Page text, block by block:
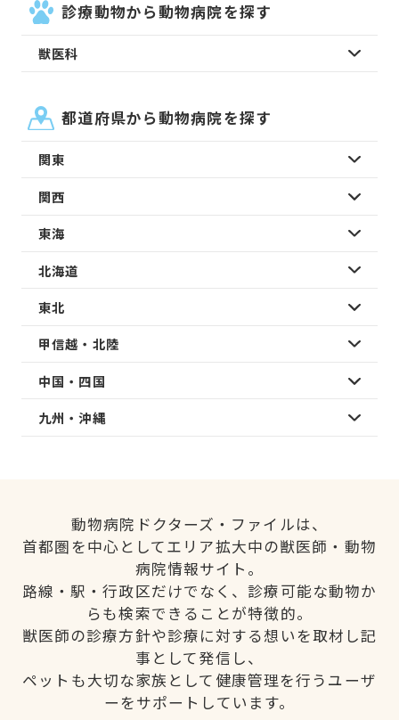
診療動物から動物病院を探す
獣医科
都道府県から動物病院を探す
関東
関西
東海
北海道
東北
甲信越・北陸
中国・四国
九州・沖縄
動物病院ドクターズ・ファイルは、
首都圏を中心としてエリア拡大中の獣医師・動物
病院情報サイト。
路線・駅・行政区だけでなく、診療可能な動物か
らも検索できることが特徴的。
獣医師の診療方針や診療に対する想いを取材し記
事として発信し、
ペットも大切な家族として健康管理を行うユーザ
ーをサポートしています。